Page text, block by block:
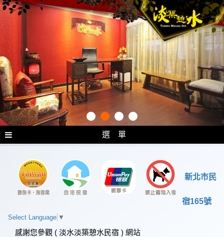
選 單
新北市民
宿165號
Select Language ▼
感謝您參觀 ( 淡水淡築憩水民宿 ) 網站